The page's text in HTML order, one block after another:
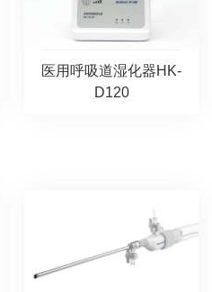
医用呼吸道湿化器HK-
D120